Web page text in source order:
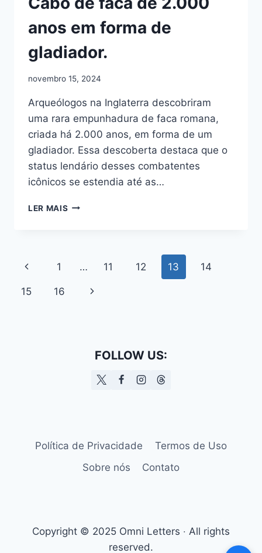
anos em forma de
gladiador.
novembro 15, 2024
Arqueólogos na Inglaterra descobriram
uma rara empunhadura de faca romana,
criada há 2.000 anos, em forma de um
gladiador. Essa descoberta destaca que o
status lendário desses combatentes
icônicos se estendia até as…
LER MAIS CABO
FORMA
Navegação
da
Página
Anterior
1 … 11 12 13 14
15 16
Página
FOLLOW US:
Política de Privacidade
Termos de Uso
Sobre nós
Contato
Copyright © 2025 Omni Letters ‧ All rights
reserved.